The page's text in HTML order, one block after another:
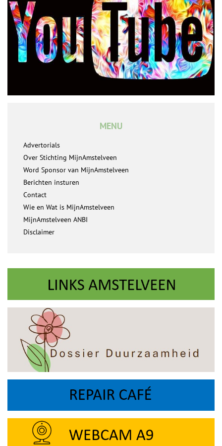
MENU
Advertorials
Over Stichting MijnAmstelveen
Word Sponsor van MijnAmstelveen
Berichten insturen
Contact
Wie en Wat is MijnAmstelveen
MijnAmstelveen ANBI
Disclaimer